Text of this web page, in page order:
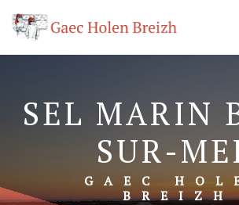
SEL MARIN BATZ-
SUR-
GAEC HOLEN
BREIZH